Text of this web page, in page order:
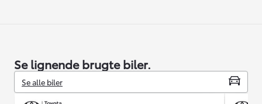
Se lignende brugte biler.
Se alle biler